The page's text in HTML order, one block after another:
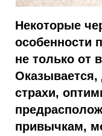
Некоторые
особенности
не только от
Оказывается,
страхи,
привычкам,